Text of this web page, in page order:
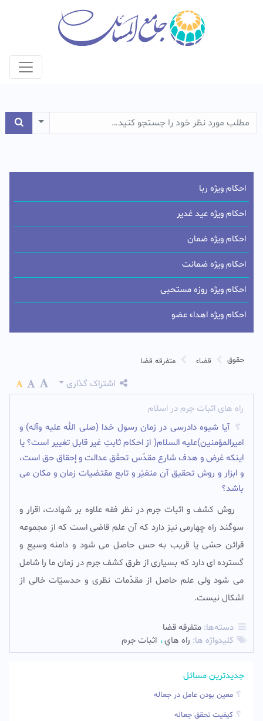
حقوق قضاء متفرقه قضا
اشتراک گذاری
راه های اثبات جرم در اسلام
آیا شیوه دادرسى در زمان رسول خدا (صلى الله علیه وآله) و
امیرالمؤمنین)علیه السلام( از احکام ثابتِ غیر قابل تغییر است؟ یا
اینکه غرض و هدف شارع مقدّس تحقّق عدالت و إحقاق حق است،
و ابزار و روش تحقیق آن متغیّر و تابع مقتضیات زمان و مکان مى
باشد؟
روش کشف و اثبات جرم در نظر فقه علاوه بر شهادت، اقرار و
سوگند راه چهارمى نیز دارد که آن علم قاضى است که از مجموعه
قرائن حسّى یا قریب به حس حاصل مى شود و دامنه وسیع و
گسترده اى دارد که بسیارى از طرق کشف جرم در زمان ما را شامل
مى شود ولى علم حاصل از مقدّمات نظرى و حدسیّات خالى از
اشکال نیست.
دسته‌ها: متفرقه قضا
کلیدواژه ها: راه هاي اثبات جرم
جدیدترین مسائل
معین بودن عامل در جعاله
کیفیت تحقق جعاله
احکام ویژه ربا
احکام ویژه عید غدیر
احکام ویژه ضمان
احکام ویژه ضمانت
احکام ویژه روزه مستحبی
احکام ویژه اهداء عضو